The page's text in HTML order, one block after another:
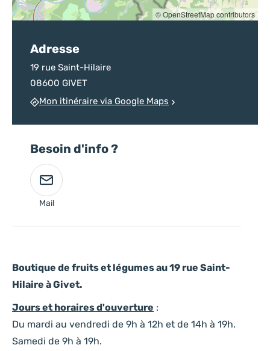
Boutique de fruits et légumes au 19 rue Saint-
Hilaire à Givet.
Jours et horaires d'ouverture :
Du mardi au vendredi de 9h à 12h et de 14h à 19h.
Samedi de 9h à 19h.
© OpenStreetMap contributors
Adresse
19 rue Saint-Hilaire
08600 GIVET
Mon itinéraire via Google Maps
Besoin d'info ?
Mail